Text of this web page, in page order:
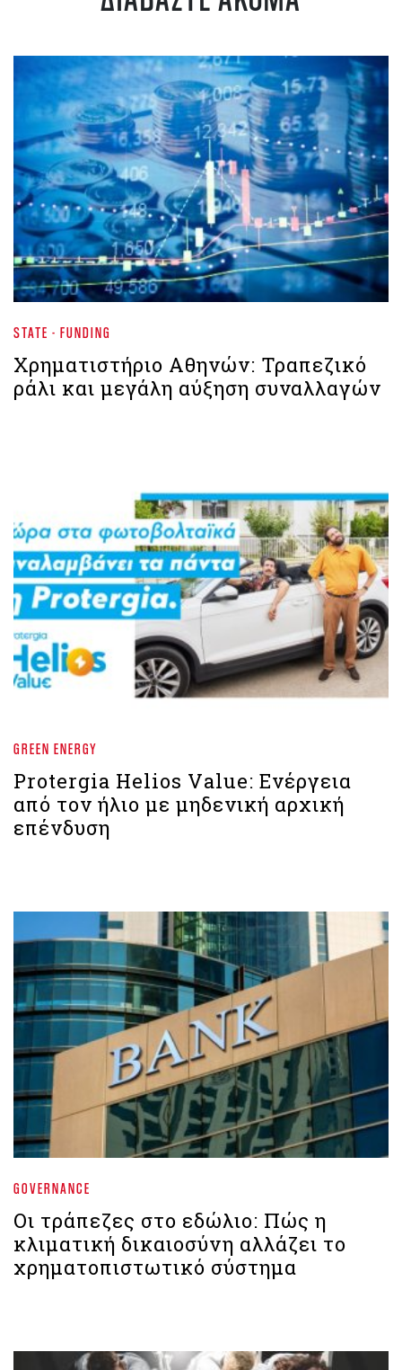
STATE - FUNDING
Χρηματιστήριο Aθηνών: Τραπεζικό
ράλι και μεγάλη αύξηση συναλλαγών
GREEN ENERGY
Protergia Helios Value: Ενέργεια
από τον ήλιο με μηδενική αρχική
επένδυση
GOVERNANCE
Οι τράπεζες στο εδώλιο: Πώς η
κλιματική δικαιοσύνη αλλάζει το
χρηματοπιστωτικό σύστημα